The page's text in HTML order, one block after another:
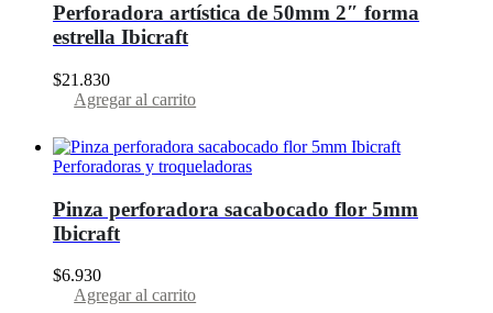
Perforadora artística de 50mm 2″ forma
estrella Ibicraft
$21.830
Agregar al carrito
Perforadoras y troqueladoras
Pinza perforadora sacabocado flor 5mm
Ibicraft
$6.930
Agregar al carrito